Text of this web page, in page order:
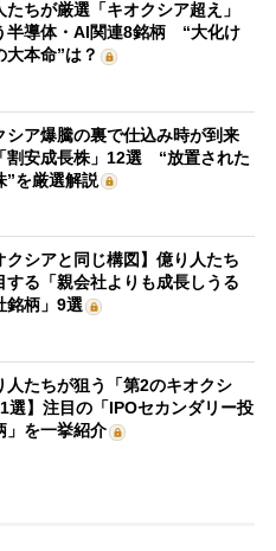
たちが厳選「キオクシア超え」
半導体・AI関連8銘柄 “大化け
大本命”は？
シア爆騰の裏で仕込み時が到来
割安成長株」12選 “放置された
”を厳選解説
クシアと同じ構図】億り人たち
する「親会社よりも成長しうる
銘柄」9選
人たちが狙う「第2のキオクシ
選】注目の「IPOセカンダリー投
」を一挙紹介